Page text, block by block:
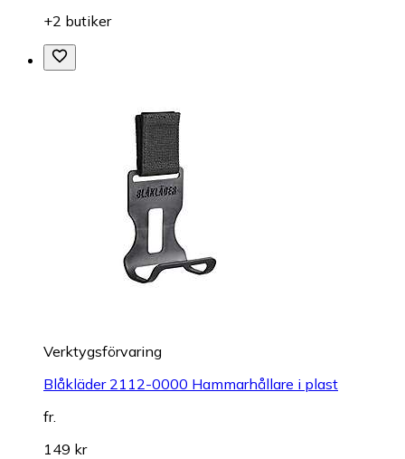
+2 butiker
Verktygsförvaring
Blåkläder 2112-0000 Hammarhållare i plast
fr.
149 kr